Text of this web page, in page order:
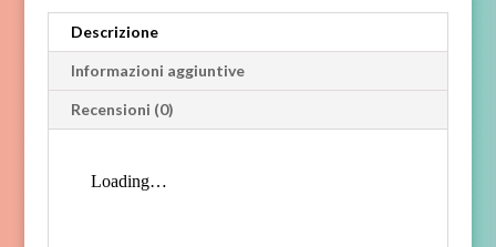
quantità
Descrizione
Informazioni aggiuntive
Recensioni (0)